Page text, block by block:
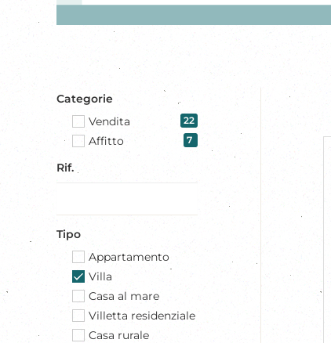
Categorie
Vendita
22
Affitto 7
Rif.
Tipo
Appartamento
Villa
Casa al mare
Villetta residenziale
Casa rurale